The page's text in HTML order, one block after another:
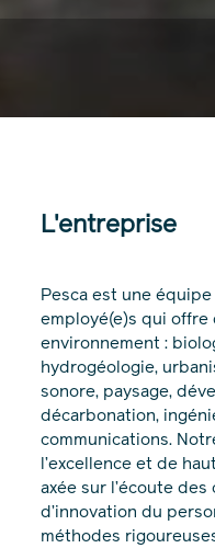
L'entreprise
Pesca est une
employé(e)s qui
environnement :
hydrogéologie,
sonore, paysage,
décarbonation,
communications.
l’excellence et de
axée sur l’écoute
d’innovation du
méthodes